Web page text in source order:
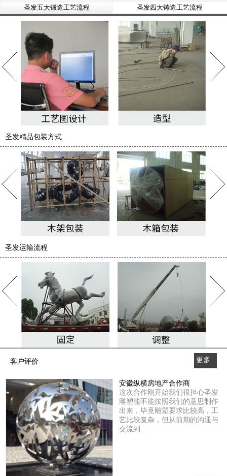
圣发五大锻造工艺流程 圣发四大铸造工艺流程
圣发精品包装方式
圣发运输流程
客户评价
更多
安徽纵横房地产合作商
这次合作刚开始我们很担心圣发
雕塑能不能按照我们的意思制作
出来，毕竟雕塑要求比较高，工
艺比较复杂，但从前期的沟通与
交流到...